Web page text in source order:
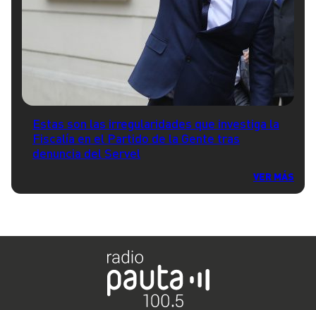
Estas son las irregularidades que investiga la
Fiscalía en el Partido de la Gente tras
denuncia del Servel
VER MÁS